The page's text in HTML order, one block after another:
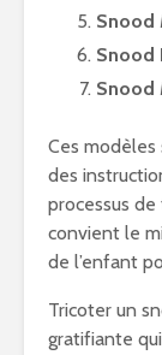
Snood
Snood
Snood
Ces modèles
des
processus
convient le
de l’enfant
Tricoter un
gratifiante